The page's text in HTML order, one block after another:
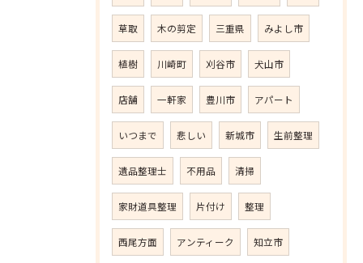
草取 木の剪定 三重県 みよし市
植樹 川崎町 刈谷市 犬山市
店舗 一軒家 豊川市 アパート
いつまで 悲しい 新城市 生前整理
遺品整理士 不用品 清掃
家財道具整理 片付け 整理
西尾方面 アンティーク 知立市